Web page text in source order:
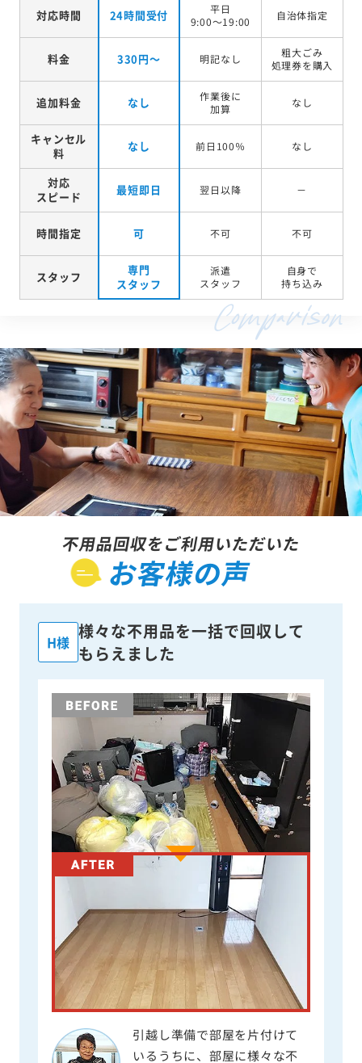
対応時間 24時間受付
平日
9:00～19:00
自治体指定
料金 330円～ 明記なし
粗大ごみ
処理券を購入
追加料金 なし
作業後に
加算
なし
キャンセル
料
なし 前日100％ なし
対応
スピード
最短即日 翌日以降 －
時間指定 可 不可 不可
スタッフ
専門
スタッフ
派遣
スタッフ
自身で
持ち込み
不用品回収をご利用いただいた
お客様の声
H様
様々な不用品を一括で回収して
もらえました
引越し準備で部屋を片付けて
いるうちに、部屋に様々な不